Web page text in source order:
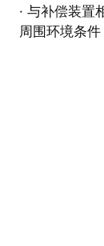
· 与补偿装置
周围环境条件